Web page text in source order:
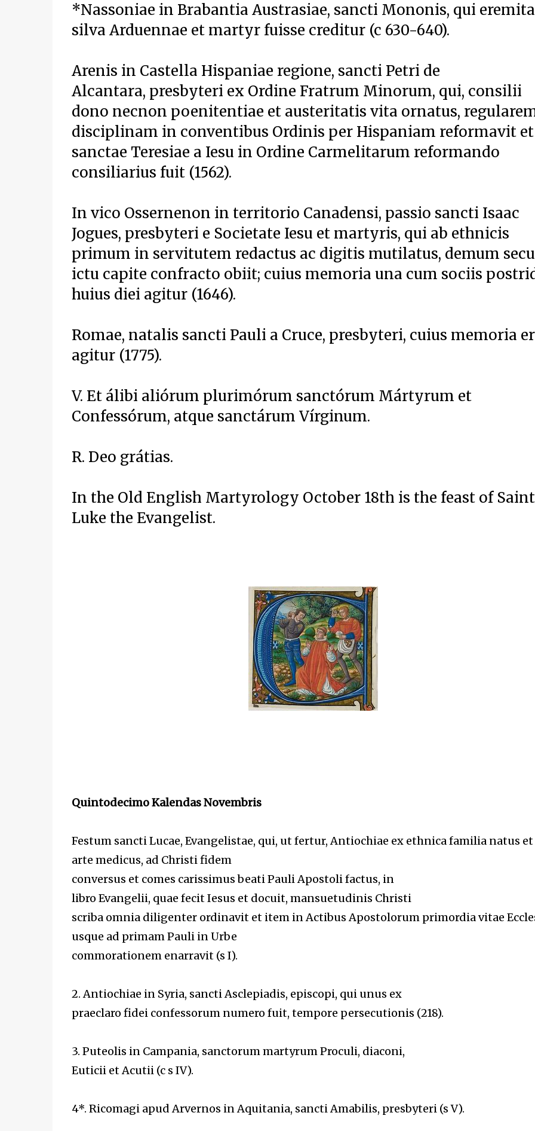
*Nassoniae in Brabantia Austrasiae, sancti Mononis, qui
silva Arduennae et martyr fuisse creditur (c 630-640).
Arenis in Castella Hispaniae regione, sancti Petri de
Alcantara, presbyteri ex Ordine Fratrum Minorum, qui, consilii
dono necnon poenitentiae et austeritatis vita ornatus,
disciplinam in conventibus Ordinis per Hispaniam reformavit et
sanctae Teresiae a Iesu in Ordine Carmelitarum reformando
consiliarius fuit (1562).
In vico Ossernenon in territorio Canadensi, passio sancti Isaac
Jogues, presbyteri e Societate Iesu et martyris, qui ab ethnicis
primum in servitutem redactus ac digitis mutilatus, demum
ictu capite confracto obiit; cuius memoria una cum sociis
huius diei agitur (1646).
Romae, natalis sancti Pauli a Cruce, presbyteri, cuius memoria
agitur (1775).
V. Et álibi aliórum plurimórum sanctórum Mártyrum et
Confessórum, atque sanctárum Vírginum.
R. Deo grátias.
In the Old English Martyrology October 18th is the feast of Saint
Luke the Evangelist.
Quintodecimo Kalendas Novembris
Festum sancti Lucae, Evangelistae, qui, ut fertur, Antiochiae ex ethnica familia natus et
arte medicus, ad Christi fidem
conversus et comes carissimus beati Pauli Apostoli factus, in
libro Evangelii, quae fecit Iesus et docuit, mansuetudinis Christi
scriba omnia diligenter ordinavit et item in Actibus Apostolorum primordia vitae
usque ad primam Pauli in Urbe
commorationem enarravit (s I).
2. Antiochiae in Syria, sancti Asclepiadis, episcopi, qui unus ex
praeclaro fidei confessorum numero fuit, tempore persecutionis (218).
3. Puteolis in Campania, sanctorum martyrum Proculi, diaconi,
Euticii et Acutii (c s IV).
4*. Ricomagi apud Arvernos in Aquitania, sancti Amabilis, presbyteri (s V).